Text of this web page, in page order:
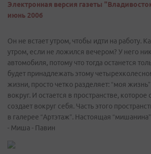
Электронная версия газеты
июнь 2006
Он не встает утром, чтобы идти на работу.
утром, если не ложился вечером? У него
автомобиля, потому что тогда останется
будет принадлежать этому
жизни, просто четко разделяет: “моя жизнь”
вокруг. И остается в пространстве, которое
создает вокруг себя. Часть этого
в галерее “Артэтаж”. Настоящая
- Миша - Павин